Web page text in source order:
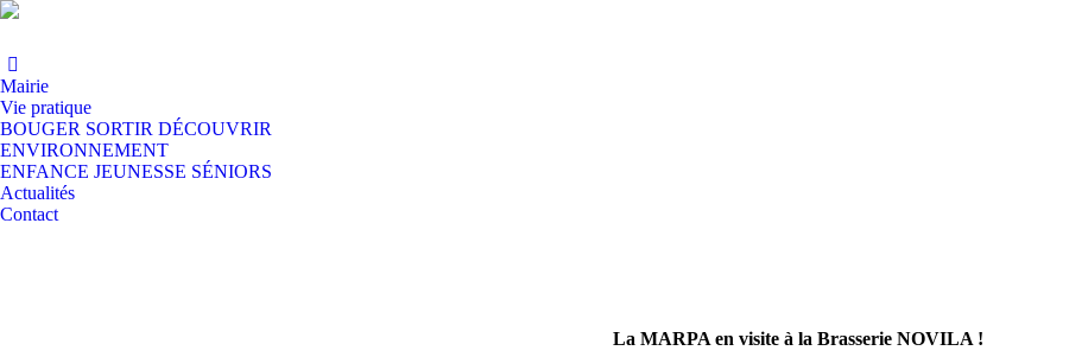
Mairie
Vie pratique
BOUGER SORTIR DÉCOUVRIR
ENVIRONNEMENT
ENFANCE JEUNESSE SÉNIORS
Actualités
Contact
La MARPA en visite à la Brasserie NOVILA !